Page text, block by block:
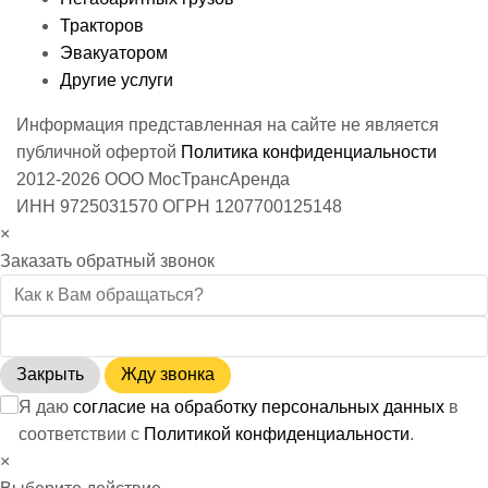
Тракторов
Эвакуатором
Другие услуги
Информация представленная на сайте не является
публичной офертой Политика конфиденциальности
2012-2026 ООО МосТрансАренда
ИНН 9725031570 ОГРН 1207700125148
×
Заказать обратный звонок
Закрыть
Жду звонка
Я даю согласие на обработку персональных данных в
соответствии с Политикой конфиденциальности.
×